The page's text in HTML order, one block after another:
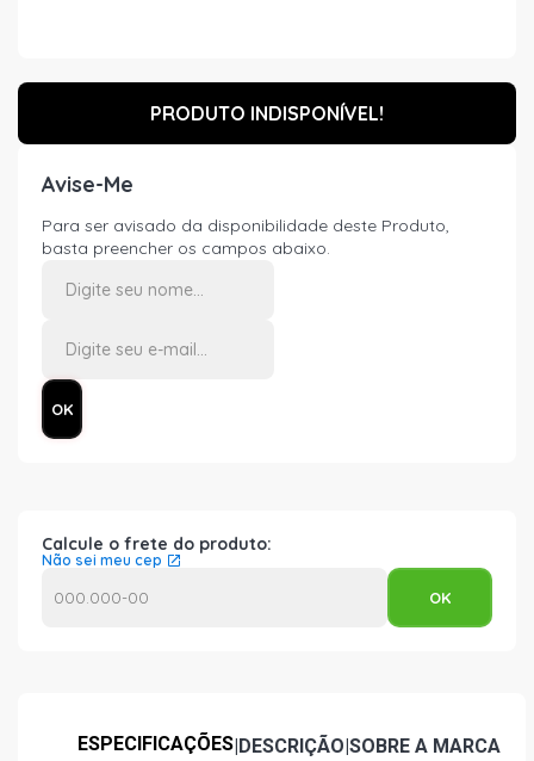
PRODUTO INDISPONÍVEL!
Avise-Me
Para ser avisado da disponibilidade deste Produto,
basta preencher os campos abaixo.
Calcule o frete do produto:
Não sei meu cep
ESPECIFICAÇÕES|DESCRIÇÃO|SOBRE A MARCA